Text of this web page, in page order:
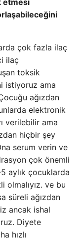
çok fazla ilaç
ilaç
toksik
istiyoruz ama
ağızdan
elektronik
verilebilir ama
hiçbir şey
serum verin ve
çok önemli
aylık çocuklarda
ve bu
süreli ağızdan
ancak ishal
Diyete
hızlı